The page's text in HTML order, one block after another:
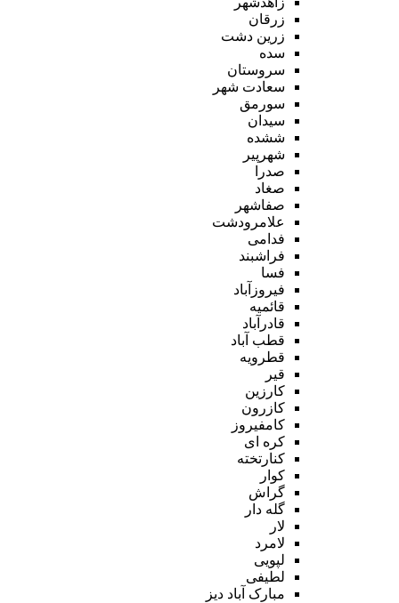
زرقان
زرین دشت
سده
سروستان
سعادت شهر
سورمق
سیدان
ششده
شهرپیر
صدرا
صغاد
صفاشهر
علامرودشت
فدامی
فراشبند
فسا
فیروزآباد
قائمیه
قادرآباد
قطب آباد
قطرویه
قیر
کارزین
کازرون
کامفیروز
کره ای
کنارتخته
کوار
گراش
گله دار
لار
لامرد
لپویی
لطیفی
مبارک آباد دیز